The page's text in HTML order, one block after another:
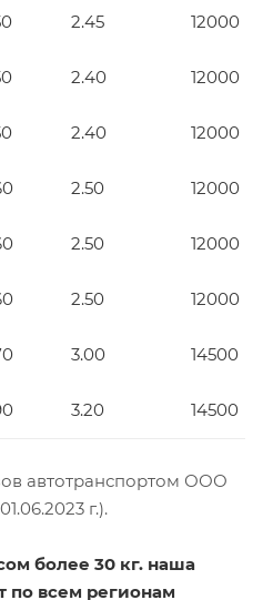
2.45 12000
2.40 12000
2.40 12000
2.50 12000
2.50 12000
2.50 12000
3.00 14500
3.20 14500
автотранспортом ООО
г.).
более 30 кг. наша
по всем регионам